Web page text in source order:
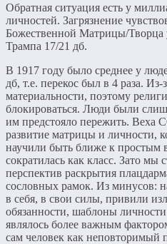
Обратная ситуация есть у
личностей. Загрязнение
Божественной Матрицы/Творца
Трампа 17/21 дб.
В 1917 году было среднее у
дб, т.е. перекос был в 4 раза. Из-
материальности, поэтому
блокироваться. Люди были
им предстояло пережить. Веха
развитие матрицы и личности,
научили быть ближе к простым
сократилась как класс. Зато мы
перспектив раскрытия
сословных рамок. Из минусов:
в себя, в свои силы, привили
обязанности, шаблоны
являлось более важным
сам человек как неповторимый